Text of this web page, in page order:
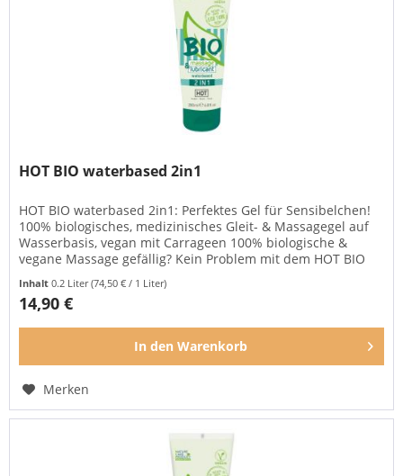
HOT BIO waterbased 2in1
HOT BIO waterbased 2in1: Perfektes Gel für Sensibelchen!
100% biologisches, medizinisches Gleit- & Massagegel auf
Wasserbasis, vegan mit Carrageen 100% biologische &
vegane Massage gefällig? Kein Problem mit dem HOT BIO
Inhalt0.2 Liter(74,50 € / 1 Liter)
14,90 €
In den Warenkorb
Merken